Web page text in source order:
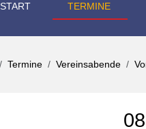
START TERMINE
Termine Vereinsabende